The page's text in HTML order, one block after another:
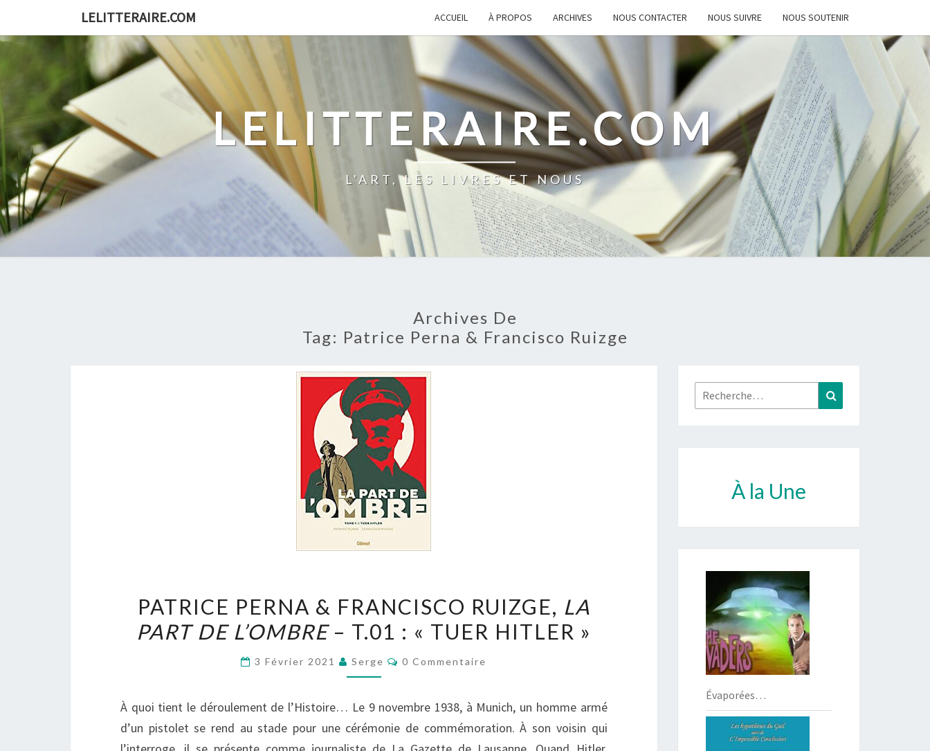
content
LELITTERAIRE.COM ACCUEIL À PROPOS ARCHIVES NOUS CONTACTER NOUS SUIVRE NOUS SOUTENIR
LELITTERAIRE.COM
L'ART, LES LIVRES ET NOUS
Archives De
Tag: Patrice Perna & Francisco Ruizge
PERNA
&
RUIZGE,
PART
DE
PATRICE PERNA & FRANCISCO RUIZGE, LA
PART DE L’OMBRE– T.01 : « TUER HITLER »
3 Février 2021 Serge Commentaires
0 Commentaire
À quoi tient le déroulement de l’Histoire… Le 9 novembre 1938, à Munich, un homme armé
d’un pistolet se rend au stade pour une cérémonie de commémoration. À son voisin qui
Rechercher :
À la Une
Évaporées…